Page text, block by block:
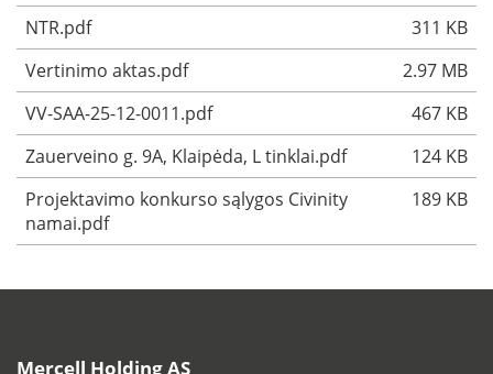
NTR.pdf
311 KB
Vertinimo aktas.pdf
2.97 MB
VV-SAA-25-12-0011.pdf
467 KB
Zauerveino g. 9A, Klaipėda, L tinklai.pdf
124 KB
Projektavimo konkurso sąlygos Civinity
namai.pdf
189 KB
Mercell Holding AS